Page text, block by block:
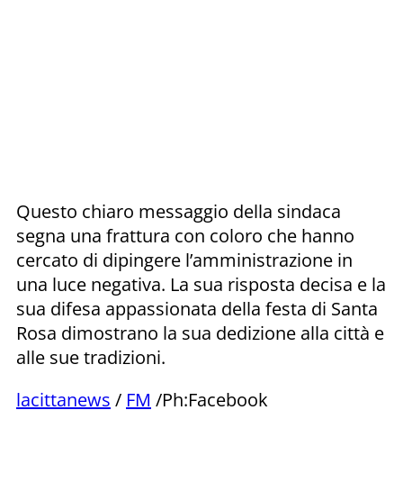
Questo chiaro messaggio della sindaca
segna una frattura con coloro che hanno
cercato di dipingere l’amministrazione in
una luce negativa. La sua risposta decisa e la
sua difesa appassionata della festa di Santa
Rosa dimostrano la sua dedizione alla città e
alle sue tradizioni.
lacittanews / FM /Ph:Facebook